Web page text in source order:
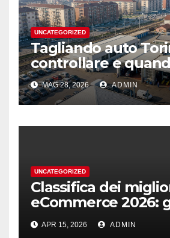
UNCATEGORIZED
Tagliando auto
controllare e
MAG 28, 2026 ADMIN
UNCATEGORIZED
Classifica dei
eCommerce 2026:
podio
APR 15, 2026 ADMIN